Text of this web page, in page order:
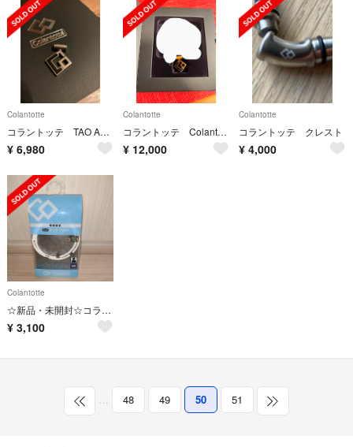
Colantotte
コラントッテ TAO AURA
¥ 6,980
Colantotte
コラントッテ Colantotte
¥ 12,000
Colantotte
コラントッテ クレスト
¥ 4,000
Colantotte
☆新品・未開封☆コラントッテ Wacle ネック twin 白M 45cm
¥ 3,100
… 48 49 50 51